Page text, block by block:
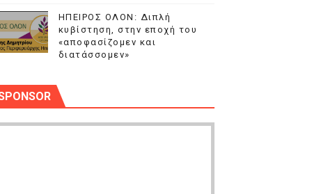
ΗΠΕΙΡΟΣ ΟΛΟΝ: Διπλή
κυβίστηση, στην εποχή του
«αποφασίζομεν και
διατάσσομεν»